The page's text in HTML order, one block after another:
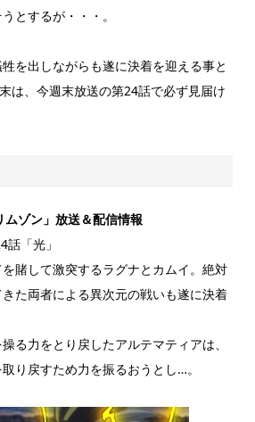
とするが・・・。
を出しながらも遂に決着を迎える事と
は、今週末放送の第24話で必ず見届け
ゾン」放送＆配信情報
「光」
賭して激突するラグナとカムイ。絶対
た両者による異次元の戦いも遂に決着
る力をとり戻したアルテマティアは、
り戻すため力を振るおうとし…。